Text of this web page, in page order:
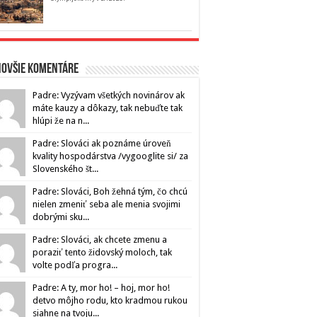
komentáre
Padre: Vyzývam všetkých novinárov ak
máte kauzy a dôkazy, tak nebuďte tak
hlúpi že na n...
Padre: Slováci ak poznáme úroveň
kvality hospodárstva /vygooglite si/ za
Slovenského št...
Padre: Slováci, Boh žehná tým, čo chcú
nielen zmeniť seba ale menia svojimi
dobrými sku...
Padre: Slováci, ak chcete zmenu a
poraziť tento židovský moloch, tak
volte podľa progra...
Padre: A ty, mor ho! – hoj, mor ho!
detvo môjho rodu, kto kradmou rukou
siahne na tvoju...